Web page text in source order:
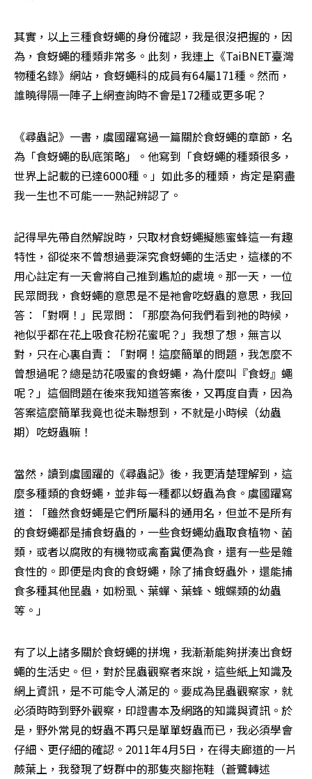
其實，以上三種食蚜蠅的身份確認，我是很沒把握的，因
為，食蚜蠅的種類非常多。此刻，我連上《TaiBNET臺灣
物種名錄》網站，食蚜蠅科的成員有64屬171種。然而，
誰曉得隔一陣子上網查詢時不會是172種或更多呢？
《尋蟲記》一書，虞國躍寫過一篇關於食蚜蠅的章節，名
為「食蚜蠅的臥底策略」。他寫到「食蚜蠅的種類很多，
世界上記載的已達6000種。」如此多的種類，肯定是窮盡
我一生也不可能一一熟記辨認了。
記得早先帶自然解說時，只取材食蚜蠅擬態蜜蜂這一有趣
特性，卻從來不曾想過要深究食蚜蠅的生活史，這樣的不
用心註定有一天會將自己推到尷尬的處境。那一天，一位
民眾問我，食蚜蠅的意思是不是祂會吃蚜蟲的意思，我回
答：「對啊！」民眾問：「那麼為何我們看到祂的時候，
祂似乎都在花上吸食花粉花蜜呢？」我想了想，無言以
對，只在心裏自責：「對啊！這麼簡單的問題，我怎麼不
曾想過呢？總是訪花吸蜜的食蚜蠅，為什麼叫『食蚜』蠅
呢？」這個問題在後來我知道答案後，又再度自責，因為
答案這麼簡單我竟也從未聯想到，不就是小時候（幼蟲
期）吃蚜蟲嘛！
當然，讀到虞國躍的《尋蟲記》後，我更清楚理解到，這
麼多種類的食蚜蠅，並非每一種都以蚜蟲為食。虞國躍寫
道：「雖然食蚜蠅是它們所屬科的通用名，但並不是所有
的食蚜蠅都是捕食蚜蟲的，一些食蚜蠅幼蟲取食植物、菌
類，或者以腐敗的有機物或禽畜糞便為食，還有一些是雜
食性的。即便是肉食的食蚜蠅，除了捕食蚜蟲外，還能捕
食多種其他昆蟲，如粉虱、葉蟬、葉蜂、蛾蝶類的幼蟲
等。」
有了以上諸多關於食蚜蠅的拼塊，我漸漸能夠拼湊出食蚜
蠅的生活史。但，對於昆蟲觀察者來說，這些紙上知識及
網上資訊，是不可能令人滿足的。要成為昆蟲觀察家，就
必須時時到野外觀察，印證書本及網路的知識與資訊。於
是，野外常見的蚜蟲不再只是單單蚜蟲而已，我必須學會
仔細、更仔細的確認。2011年4月5日，在得夫廊道的一片
蕨葉上，我發現了蚜群中的那隻夾腳拖鞋（蒼鷺轉述